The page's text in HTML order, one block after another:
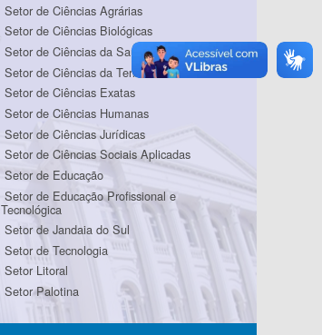
Setor de Ciências Agrárias
Setor de Ciências Biológicas
Setor de Ciências da Saúde
Setor de Ciências da Terra
Setor de Ciências Exatas
Setor de Ciências Humanas
Setor de Ciências Jurídicas
Setor de Ciências Sociais Aplicadas
Setor de Educação
Setor de Educação Profissional e
Tecnológica
Setor de Jandaia do Sul
Setor de Tecnologia
Setor Litoral
Setor Palotina